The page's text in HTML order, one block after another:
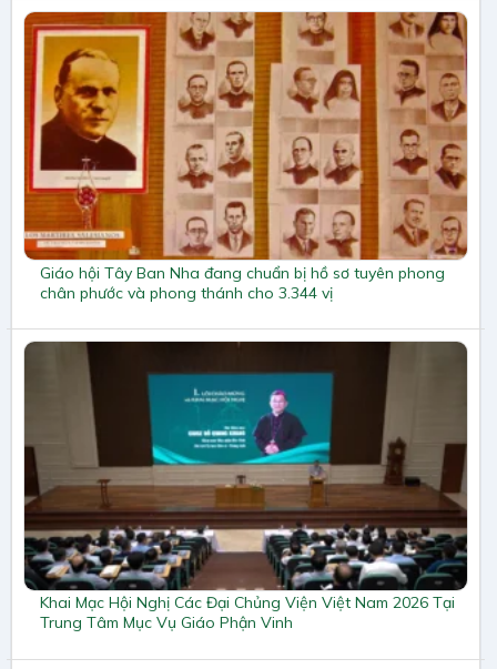
Giáo hội Tây Ban Nha đang chuẩn bị hồ sơ tuyên phong
chân phước và phong thánh cho 3.344 vị
Khai Mạc Hội Nghị Các Đại Chủng Viện Việt Nam 2026 Tại
Trung Tâm Mục Vụ Giáo Phận Vinh